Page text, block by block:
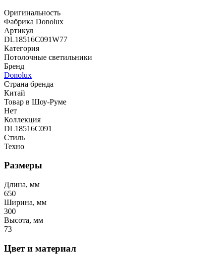
Оригинальность
Фабрика Donolux
Артикул
DL18516C091W77
Категория
Потолочные светильники
Бренд
Donolux
Страна бренда
Китай
Товар в Шоу-Руме
Нет
Коллекция
DL18516C091
Стиль
Техно
Размеры
Длина, мм
650
Ширина, мм
300
Высота, мм
73
Цвет и материал